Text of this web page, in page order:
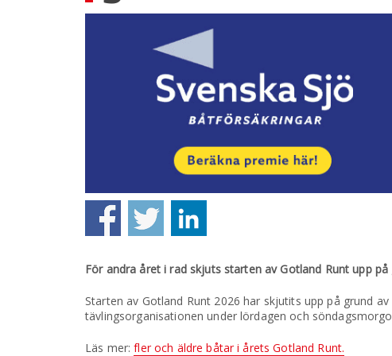
För andra året i rad skjuts starten av Gotland Runt upp
Starten av Gotland Runt 2026 har skjutits upp på grund
tävlingsorganisationen under lördagen och
Läs mer:fler och äldre båtar i årets Gotland Runt.